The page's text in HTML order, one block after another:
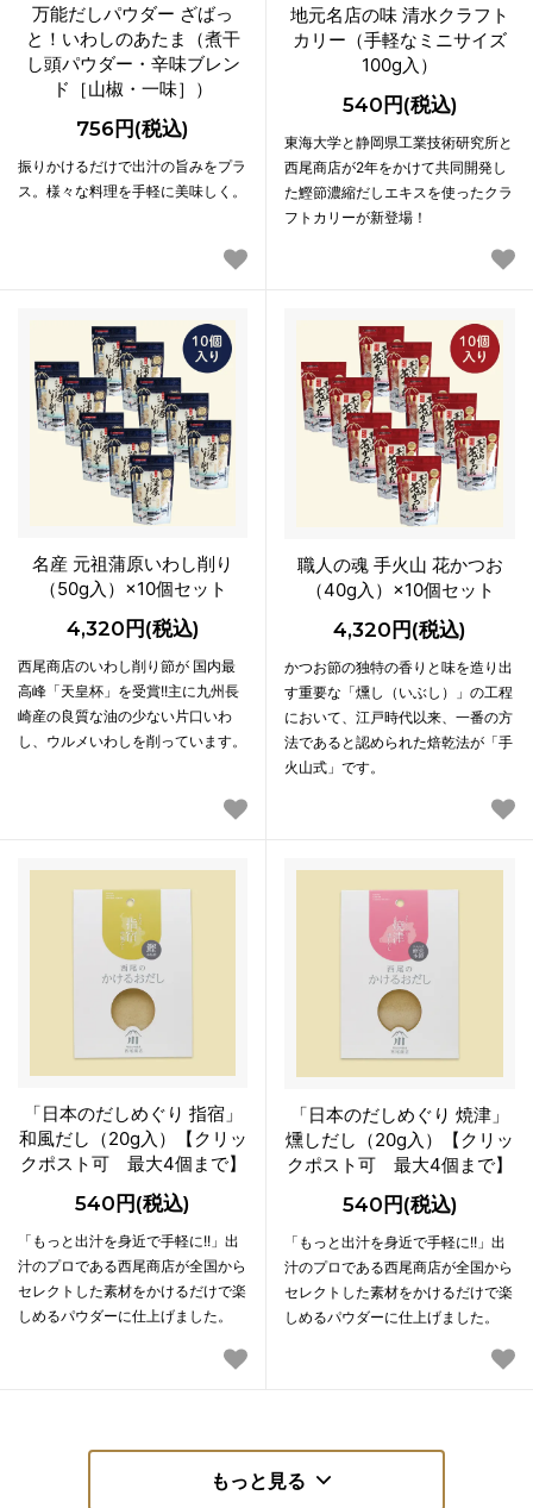
万能だしパウダー ざばっ
と！いわしのあたま（煮干
し頭パウダー・辛味ブレン
ド［山椒・一味］）
756円(税込)
振りかけるだけで出汁の旨みをプラ
ス。様々な料理を手軽に美味しく。
地元名店の味 清水クラフト
カリー（手軽なミニサイズ
100g入）
540円(税込)
東海大学と静岡県工業技術研究所と
西尾商店が2年をかけて共同開発し
た鰹節濃縮だしエキスを使ったクラ
フトカリーが新登場！
名産 元祖蒲原いわし削り
（50g入）×10個セット
4,320円(税込)
西尾商店のいわし削り節が 国内最
高峰「天皇杯」を受賞!!主に九州長
崎産の良質な油の少ない片口いわ
し、ウルメいわしを削っています。
職人の魂 手火山 花かつお
（40g入）×10個セット
4,320円(税込)
かつお節の独特の香りと味を造り出
す重要な「燻し（いぶし）」の工程
において、江戸時代以来、一番の方
法であると認められた焙乾法が「手
火山式」です。
「日本のだしめぐり 指宿」
和風だし（20g入）【クリッ
クポスト可 最大4個まで】
540円(税込)
「もっと出汁を身近で手軽に!!」出
汁のプロである西尾商店が全国から
セレクトした素材をかけるだけで楽
しめるパウダーに仕上げました。
「日本のだしめぐり 焼津」
燻しだし（20g入）【クリッ
クポスト可 最大4個まで】
540円(税込)
「もっと出汁を身近で手軽に!!」出
汁のプロである西尾商店が全国から
セレクトした素材をかけるだけで楽
しめるパウダーに仕上げました。
もっと見る